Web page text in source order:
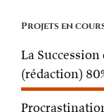
Projets en
La Succession
(rédaction)